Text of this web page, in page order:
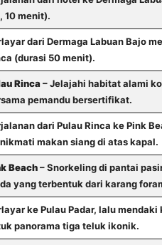
10 menit).
dari Dermaga Labuan Bajo
(durasi 50 menit).
Rinca – Jelajahi habitat alami
pemandu bersertifikat.
dari Pulau Rinca ke Pink
makan siang di atas kapal.
Beach– Snorkeling di pantai
yang terbentuk dari karang
ke Pulau Padar, lalu mendaki
panorama tiga teluk ikonik.